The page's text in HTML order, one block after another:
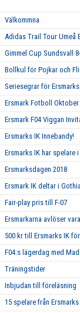
Välkommna
Adidas Trail Tour Umeå
Gimmel Cup Sundsvall
Bollkul för Pojkar och
Seriesegrar för
Ersmark Fotboll Oktober
Ersmark F04 Viggan
Ersmarks IK Innebandy!
Ersmarks IK har
Ersmarksdagen 2018
Ersmark IK deltar i
Fair-play pris till F-07
Ersmarkarna avlöser
500 kr till Ersmarks IK
F04:s lägerdag med
Träningstider
Inbjudan till föreläsning
15 spelare från